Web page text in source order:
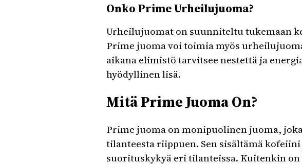
Onko Prime Urheilujuoma?
Urheilujuomat on suunniteltu tukemaan
Prime juoma voi toimia myös
aikana elimistö tarvitsee nestettä ja
hyödyllinen lisä.
Mitä Prime Juoma On?
Prime juoma on monipuolinen juoma,
tilanteesta riippuen. Sen sisältämä
suorituskykyä eri tilanteissa. Kuitenkin